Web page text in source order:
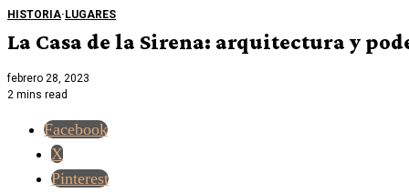
HISTORIA·LUGARES
La Casa de la Sirena: arquitectura y
febrero 28, 2023
2 mins read
Facebook
X
Pinterest